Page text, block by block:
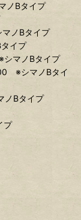
ノBタイプ
ノBタイプ
イプ
マノBタイプ
※シマノBタイ
ノBタイプ
プ